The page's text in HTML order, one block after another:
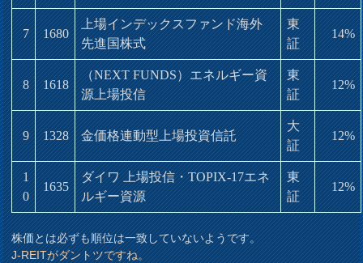
7 1680
上場インデックスファンド海外
先進国株式
東
証
14%
8 1618
（NEXT FUNDS）エネルギー資
源上場投信
東
証
12%
9 1328 金価格連動型上場投資信託
大
証
12%
1
0
1635
ダイワ 上場投信・TOPIX-17エネ
ルギー資源
東
証
12%
株価とは必ずも順位は一致していないようです。
J-REITがダントツですね。